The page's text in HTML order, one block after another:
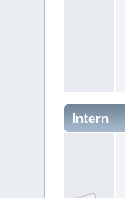
Intern